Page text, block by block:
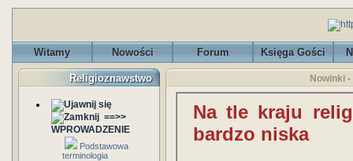
Witamy Nowości Forum Księga Gości
Religioznawstwo
==>>
WPROWADZENIE
Podstawowa
terminologia
Nowinki
Na tle kraju
bardzo niska